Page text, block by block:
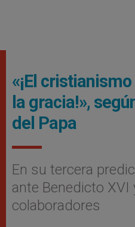
«¡El
la gracia!»,
del Papa
En su tercera
ante Benedicto XVI
colaboradores